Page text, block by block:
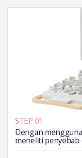
STEP 01
Dengan
meneliti penyebab